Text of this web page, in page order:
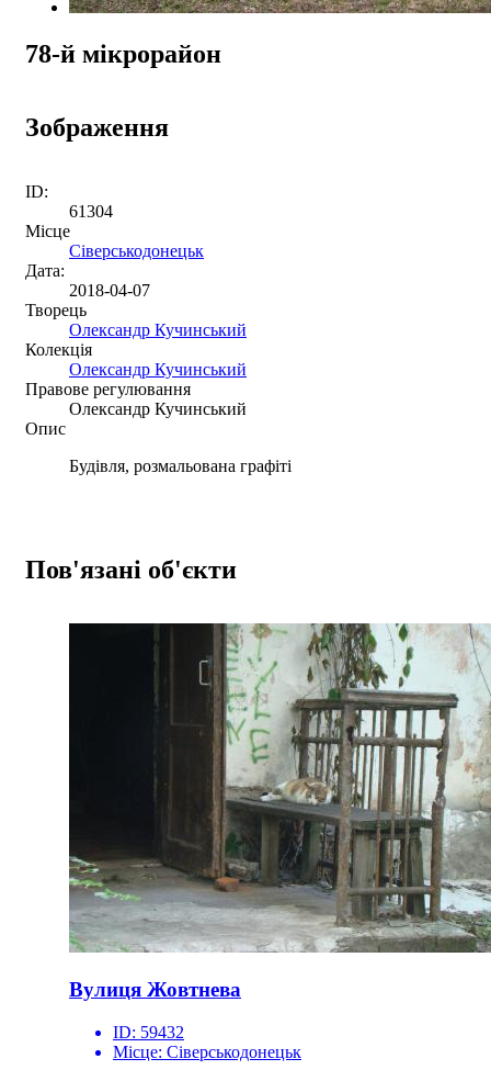
78-й мікрорайон
Зображення
ID:
61304
Місце
Сіверськодонецьк
Дата:
2018-04-07
Творець
Олександр Кучинський
Колекція
Олександр Кучинський
Правове регулювання
Олександр Кучинський
Опис
Будівля, розмальована графіті
Пов'язані об'єкти
Вулиця Жовтнева
ID: 59432
Місце: Сіверськодонецьк